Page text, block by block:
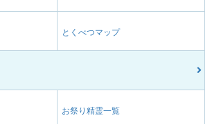
とくべつマップ
お祭り精霊一覧